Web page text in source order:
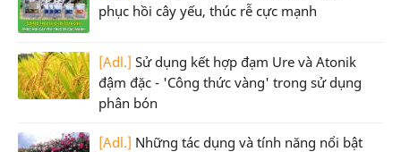
phục hồi cây yếu, thúc rễ cực mạnh
[Adl.] Sử dụng kết hợp đạm Ure và Atonik
đậm đặc - 'Công thức vàng' trong sử dụng
phân bón
[Adl.] Những tác dụng và tính năng nổi bật